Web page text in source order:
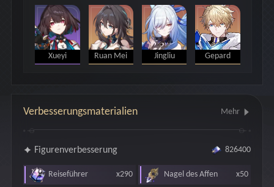
Xueyi Ruan Mei Jingliu Gepard
Verbesserungsmaterialien Mehr
Figurenverbesserung 826400
Reiseführer x290 Nagel des Affen x50